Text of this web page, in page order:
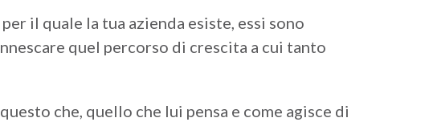
il quale la tua azienda esiste, essi sono
quel percorso di crescita a cui tanto
che, quello che lui pensa e come agisce di